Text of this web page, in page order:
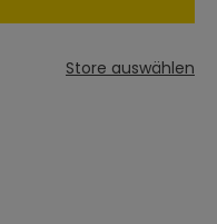
Store auswählen